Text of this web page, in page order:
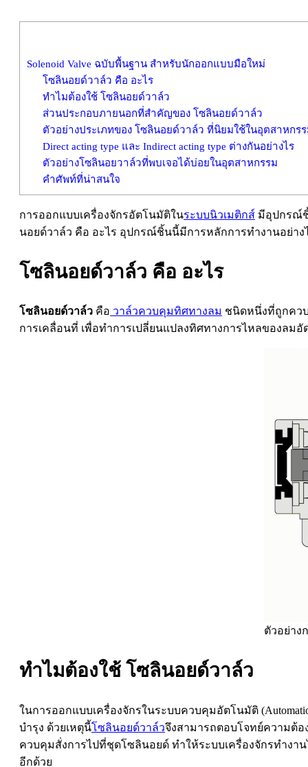
Solenoid Valve ฉบับพื้นฐาน สำหรับนักออกแบบมือใหม่
โซลินอยด์วาล์ว คือ อะไร
ทำไมต้องใช้ โซลินอยด์วาล์ว
ส่วนประกอบภายนอกที่สำคัญของ โซลินอยด์วาล์ว
ตัวอย่างประเภทของ โซลินอยด์วาล์ว ที่นิยมใช้ในอุตสาหกร
Direct acting type และ Indirect acting type ต่างกันอย่างไร
ตัวอย่างโซลินอยวาล์วที่พบเจอได้บ่อยในอุตสาหกรรม
คำศัพท์ที่น่าสนใจ
การออกแบบเครื่องจักรอัตโนมัติในระบบนิวเมติกส์ มีอุปกรณ์
นอยด์วาล์ว คือ อะไร อุปกรณ์ชิ้นนี้มีการหลักการทำงานอย่าง
โซลินอยด์วาล์ว คือ อะไร
โซลินอยด์วาล์ว คือ วาล์วควบคุมทิศทางลม ชนิดหนึ่งที่ถูกคว
การเคลื่อนที่ เพื่อทำการเปลี่ยนแปลงทิศทางการไหลของลมอั
ตัวอย่าง
ทำไมต้องใช้ โซลินอยด์วาล์ว
ในการออกแบบเครื่องจักรในระบบควบคุมอัตโนมัติ
บำรุง ด้วยเหตุนี้โซลินอยด์วาล์วจึงสามารถตอบโจทย์ความต้อ
ควบคุมสั่งการไปที่ชุดโซลินอยด์ ทำให้ระบบเครื่องจักรทำงา
อีกด้วย